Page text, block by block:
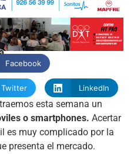
Facebook
Twitter LinkedIn
esta semana un
o smartphones. Acertar
es muy complicado por la
presenta el mercado.